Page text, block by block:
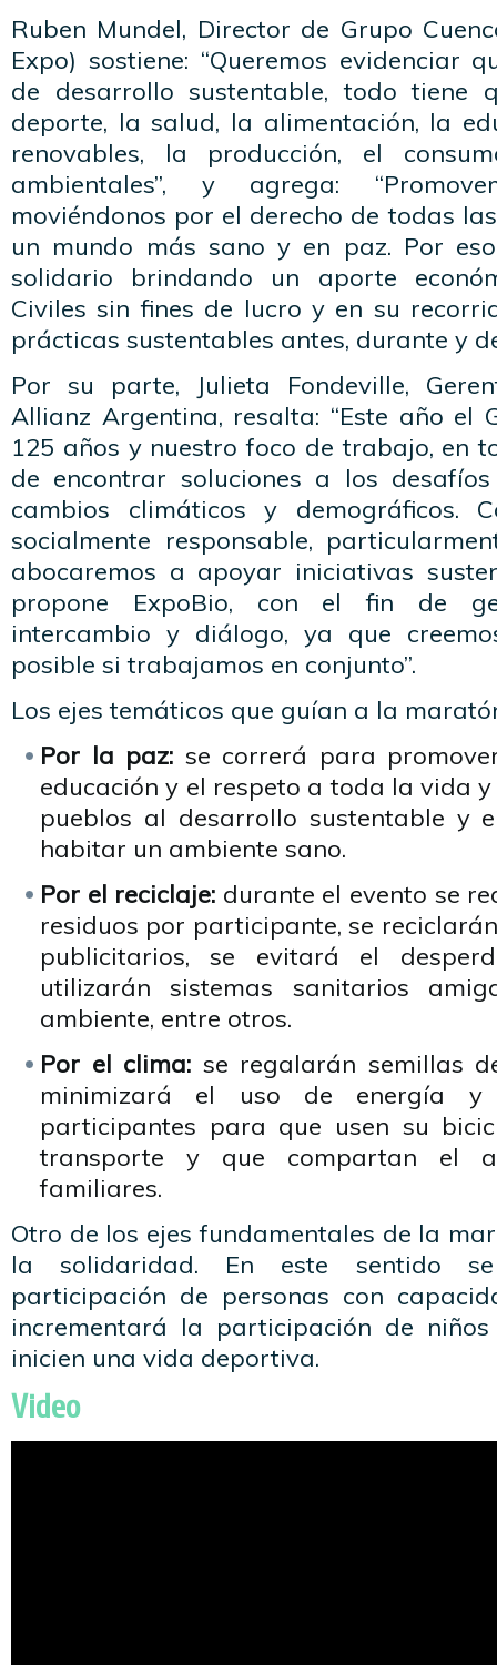
Ruben Mundel, Director de Grupo
Expo) sostiene: “Queremos evidenciar
de desarrollo sustentable, todo tiene
deporte, la salud, la alimentación, la
renovables, la producción, el
ambientales”, y agrega:
moviéndonos por el derecho de todas
un mundo más sano y en paz. Por
solidario brindando un aporte
Civiles sin fines de lucro y en su
prácticas sustentables antes, durante y
Por su parte, Julieta Fondeville,
Allianz Argentina, resalta: “Este año el
125 años y nuestro foco de trabajo, en
de encontrar soluciones a los
cambios climáticos y demográficos.
socialmente responsable,
abocaremos a apoyar iniciativas
propone ExpoBio, con el fin de
intercambio y diálogo, ya que
posible si trabajamos en conjunto”.
Los ejes temáticos que guían a la
Por la paz: se correrá para
educación y el respeto a toda la vida
pueblos al desarrollo sustentable y
habitar un ambiente sano.
Por el reciclaje: durante el evento se
residuos por participante, se
publicitarios, se evitará el
utilizarán sistemas sanitarios
ambiente, entre otros.
Por el clima: se regalarán semillas
minimizará el uso de energía
participantes para que usen su
transporte y que compartan el
familiares.
Otro de los ejes fundamentales de la
la solidaridad. En este sentido
participación de personas con
incrementará la participación de
inicien una vida deportiva.
Video